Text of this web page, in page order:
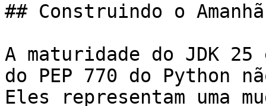
## Construindo o
A maturidade do JDK
do PEP 770 do Python
Eles representam uma